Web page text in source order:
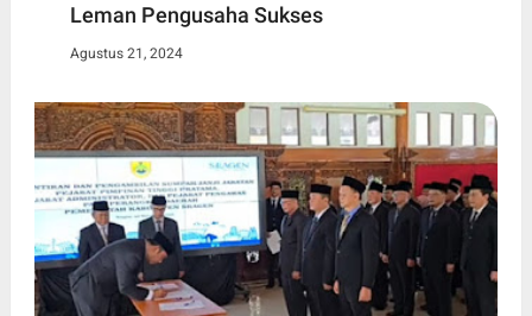
Leman Pengusaha Sukses
Agustus 21, 2024